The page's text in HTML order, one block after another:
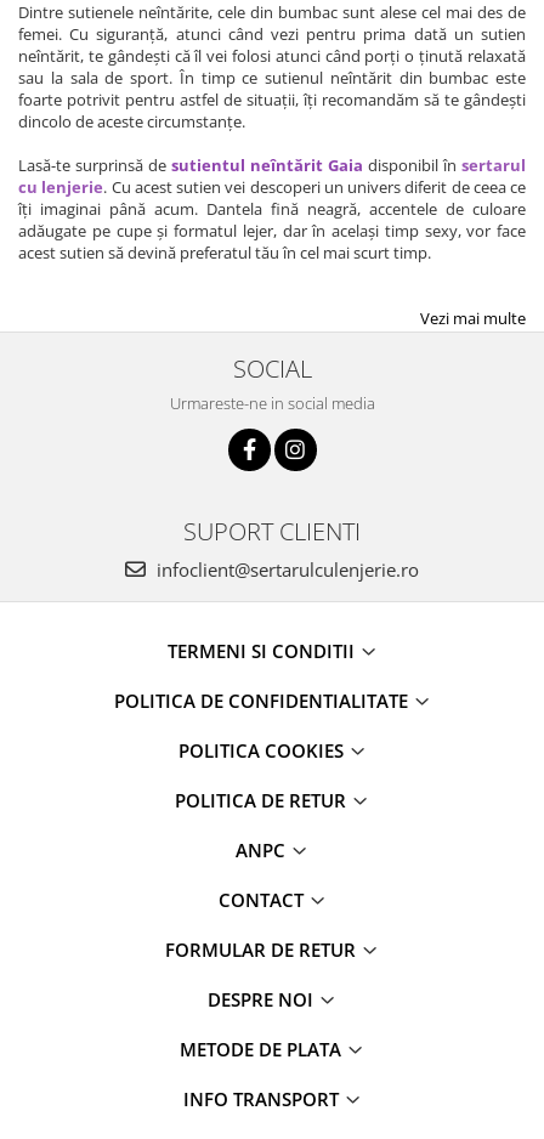
Dintre sutienele neîntărite, cele din bumbac sunt alese cel mai des de
femei. Cu siguranță, atunci când vezi pentru prima dată un sutien
neîntărit, te gândești că îl vei folosi atunci când porți o ținută relaxată
sau la sala de sport. În timp ce sutienul neîntărit din bumbac este
foarte potrivit pentru astfel de situații, îți recomandăm să te gândești
dincolo de aceste circumstanțe.
Lasă-te surprinsă de sutientul neîntărit Gaia disponibil în sertarul
cu lenjerie. Cu acest sutien vei descoperi un univers diferit de ceea ce
îți imaginai până acum. Dantela fină neagră, accentele de culoare
adăugate pe cupe și formatul lejer, dar în același timp sexy, vor face
acest sutien să devină preferatul tău în cel mai scurt timp.
Vezi mai multe
SOCIAL
Urmareste-ne in social media
SUPORT CLIENTI
infoclient@sertarulculenjerie.ro
TERMENI SI CONDITII
POLITICA DE CONFIDENTIALITATE
POLITICA COOKIES
POLITICA DE RETUR
ANPC
CONTACT
FORMULAR DE RETUR
DESPRE NOI
METODE DE PLATA
INFO TRANSPORT